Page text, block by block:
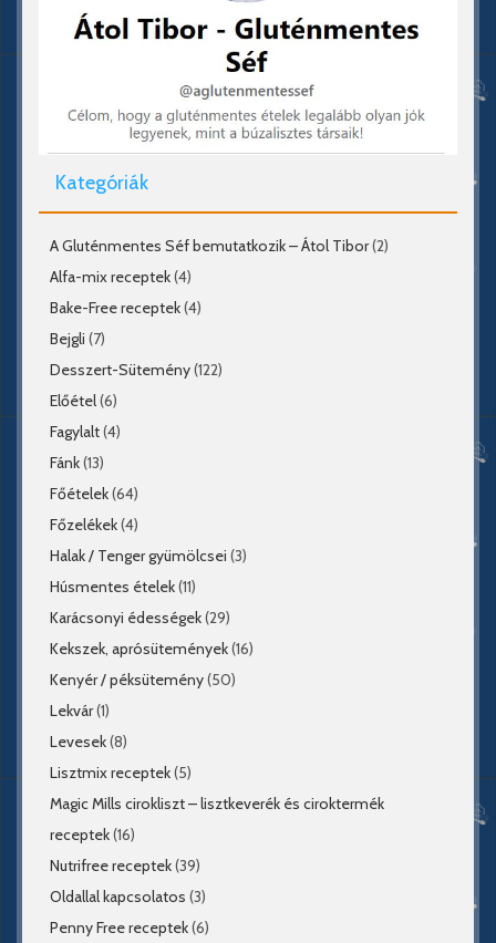
Kategóriák
A Gluténmentes Séf bemutatkozik – Átol Tibor(2)
Alfa-mix receptek(4)
Bake-Free receptek(4)
Bejgli (7)
Desszert-Sütemény(122)
Előétel(6)
Fagylalt(4)
Fánk(13)
Főételek(64)
Főzelékek(4)
Halak / Tenger gyümölcsei (3)
Húsmentes ételek(11)
Karácsonyi édességek(29)
Kekszek, aprósütemények(16)
Kenyér / péksütemény(50)
Lekvár(1)
Levesek(8)
Lisztmix receptek(5)
Magic Mills cirokliszt – lisztkeverék és ciroktermék
receptek(16)
Nutrifree receptek(39)
Oldallal kapcsolatos (3)
Penny Free receptek(6)